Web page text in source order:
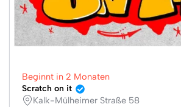
Beginnt in 2 Monaten
Scratch on it
Kalk-Mülheimer Straße 58